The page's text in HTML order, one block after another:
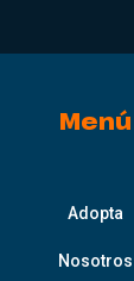
Menú
Adopta
Nosotros